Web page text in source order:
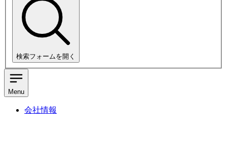
検索フォームを開く
Menu
会社情報